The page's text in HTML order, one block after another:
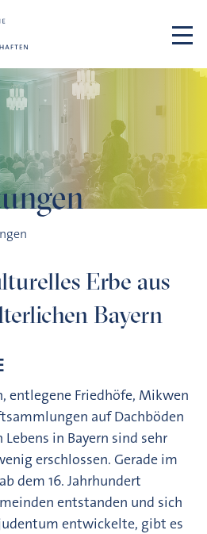
Erbe aus
Bayern
entlegene Friedhöfe, Mikwen
auf Dachböden
in Bayern sind sehr
erschlossen. Gerade im
dem 16. Jahrhundert
entstanden und sich
entwickelte, gibt es